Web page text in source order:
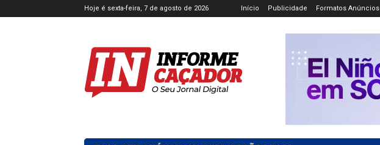
Hoje é sexta-feira, 7 de agosto de 2026 Início Publicidade Formatos Anúncios